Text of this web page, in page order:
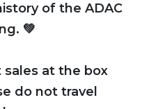
of the ADAC
💚
at the box
do not travel